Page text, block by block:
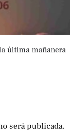
última mañanera
será publicada.